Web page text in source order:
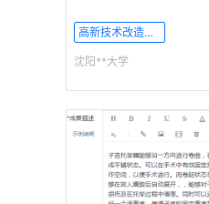
高新技术改造传统产业
沈阳**大学